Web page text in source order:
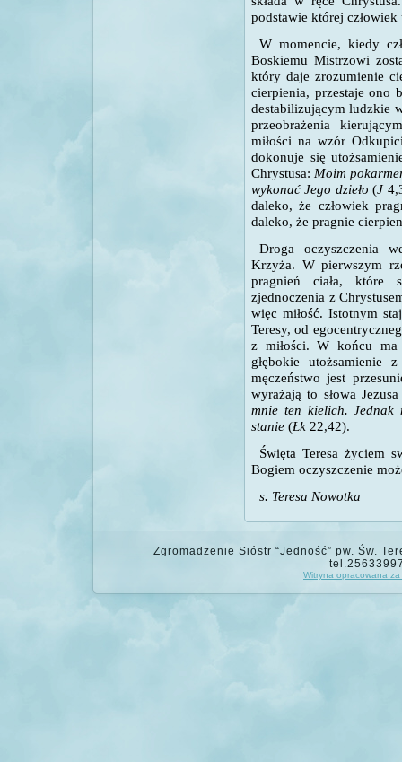
podstawie której
W momencie, kiedy
Boskiemu Mistrzowi
który daje zrozumienie
cierpienia, przestaje ono
destabilizującym ludzkie
przeobrażenia
miłości na wzór
dokonuje się
Chrystusa: Moim
wykonać Jego dzieło(J
daleko, że człowiek
daleko, że pragnie
Droga oczyszczenia
Krzyża. W pierwszym
pragnień ciała, które
zjednoczenia z
więc miłość. Istotnym
Teresy, od
z miłości. W końcu ma
głębokie
męczeństwo jest
wyrażają to słowa
mnie ten kielich.
stanie (Łk 22,42).
Święta Teresa życiem
Bogiem oczyszczenie
s. Teresa Nowotka
Zgromadzenie Sióstr “Jedność” pw. Św.
Witryna opracowana